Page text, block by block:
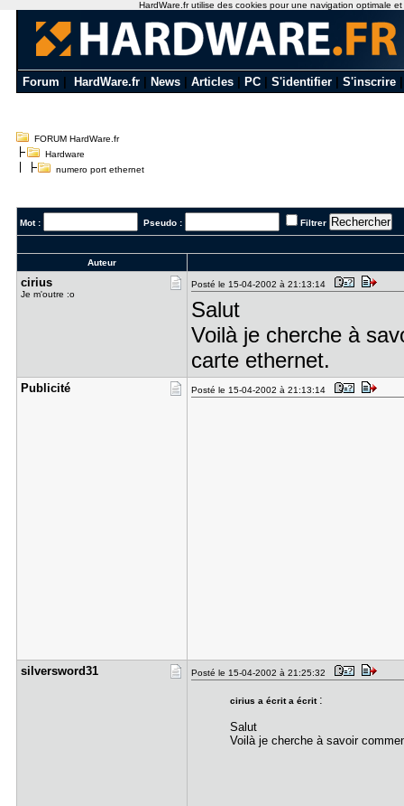
Forum HardWare.fr News Articles PC S'identifier S'inscrire
FORUM HardWare.fr
Hardware
numero port ethernet
Mot : Pseudo : Filtrer
Auteur
cirius
Je m'outre :o
Posté le 15-04-2002 à 21:13:14
Salut
Voilà je cherche à
carte ethernet.
Publicité Posté le 15-04-2002 à 21:13:14
silverswor​d31 Posté le 15-04-2002 à 21:25:32
cirius a écrit a écrit :
Salut
Voilà je cherche à savoir
HardWare.fr utilise des cookies pour une navigation optimale